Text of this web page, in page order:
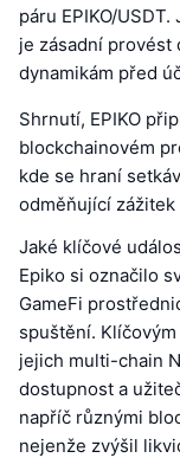
páru EPIKO/
je zásadní provést
dynamikám před
Shrnutí, EPIKO
blockchainovém
kde se hraní
odměňující
Jaké klíčové
Epiko si označilo
GameFi
spuštění.
jejich multi-chain
dostupnost a
napříč různými
nejenže zvýšil